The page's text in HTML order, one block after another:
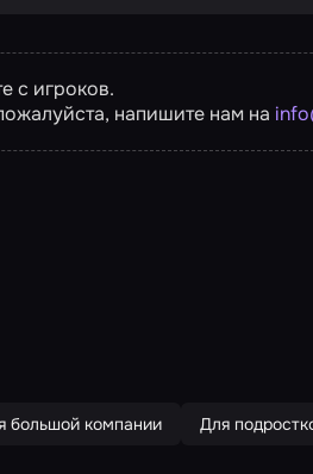
с игроков.
напишите нам на
большой компании Для